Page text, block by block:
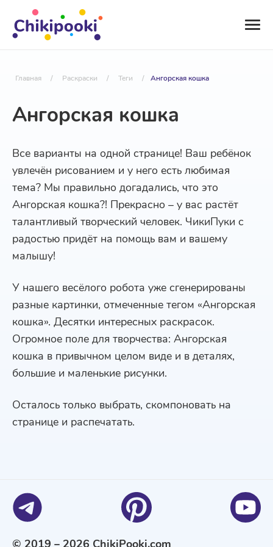
Главная / Раскраски / Теги / Ангорская кошка
Ангорская кошка
Все варианты на одной странице! Ваш ребёнок
увлечён рисованием и у него есть любимая
тема? Мы правильно догадались, что это
Ангорская кошка?! Прекрасно – у вас растёт
талантливый творческий человек. ЧикиПуки с
радостью придёт на помощь вам и вашему
малышу!
У нашего весёлого робота уже сгенерированы
разные картинки, отмеченные тегом «Ангорская
кошка». Десятки интересных раскрасок.
Огромное поле для творчества: Ангорская
кошка в привычном целом виде и в деталях,
большие и маленькие рисунки.
Осталось только выбрать, скомпоновать на
странице и распечатать.
© 2019 – 2026 ChikiPooki.com